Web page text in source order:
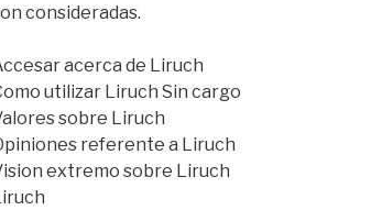
consideradas.
acerca de Liruch
utilizar Liruch Sin cargo
sobre Liruch
referente a Liruch
extremo sobre Liruch